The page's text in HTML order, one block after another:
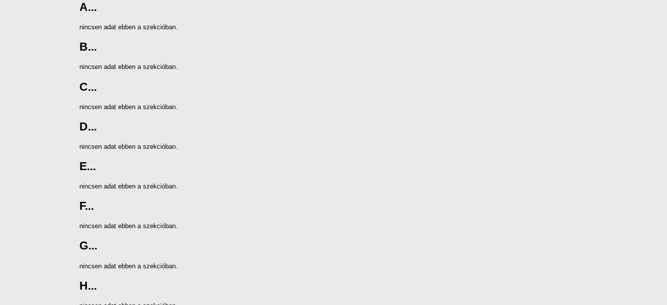
A...
nincsen adat ebben a szekcióban.
B...
nincsen adat ebben a szekcióban.
C...
nincsen adat ebben a szekcióban.
D...
nincsen adat ebben a szekcióban.
E...
nincsen adat ebben a szekcióban.
F...
nincsen adat ebben a szekcióban.
G...
nincsen adat ebben a szekcióban.
H...